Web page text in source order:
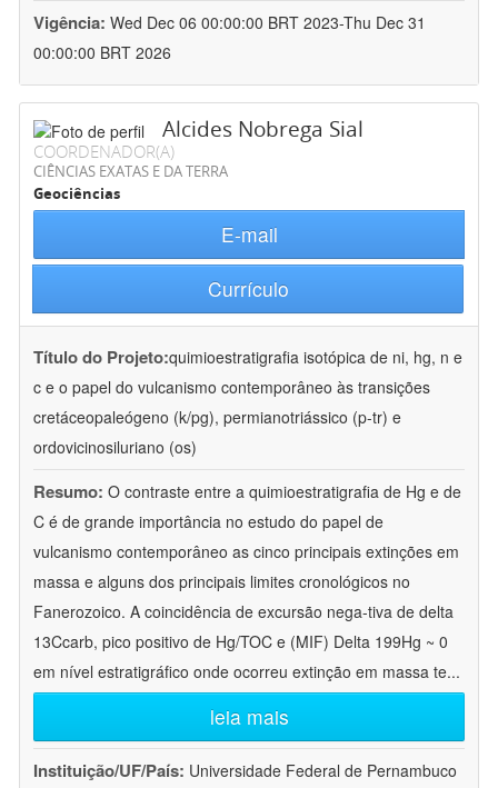
Vigência: Wed Dec 06 00:00:00 BRT 2023-Thu Dec 31
00:00:00 BRT 2026
Alcides Nobrega Sial
COORDENADOR(A)
CIÊNCIAS EXATAS E DA TERRA
Geociências
E-mail
Currículo
Título do Projeto:quimioestratigrafia isotópica de ni, hg, n e
c e o papel do vulcanismo contemporâneo às transições
cretáceopaleógeno (k/pg), permianotriássico (p-tr) e
ordovicinosiluriano (os)
Resumo: O contraste entre a quimioestratigrafia de Hg e de
C é de grande importância no estudo do papel de
vulcanismo contemporâneo as cinco principais extinções em
massa e alguns dos principais limites cronológicos no
Fanerozoico. A coincidência de excursão nega-tiva de delta
13Ccarb, pico positivo de Hg/TOC e (MIF) Delta 199Hg ~ 0
em nível estratigráfico onde ocorreu extinção em massa te...
leia mais
Instituição/UF/País: Universidade Federal de Pernambuco